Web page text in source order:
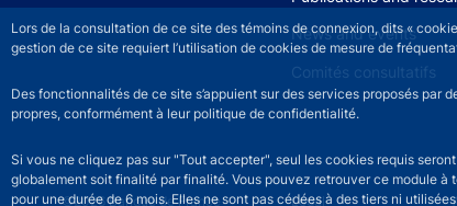
Lors de la consultation de ce site des témoins de connexion, dits «
gestion de ce site requiert l’utilisation de cookies de mesure de
Des fonctionnalités de ce site s’appuient sur des services proposés
propres, conformément à leur politique de confidentialité.
Si vous ne cliquez pas sur "Tout accepter", seul les cookies requis
globalement soit finalité par finalité. Vous pouvez retrouver ce module
pour une durée de 6 mois. Elles ne sont pas cédées à des tiers ni
News and events
Comités consultatifs
©2026 Banque de France Legal